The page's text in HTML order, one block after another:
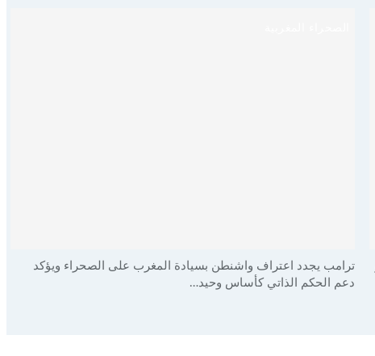
ترامب يجدد اعتراف واشنطن بسيادة المغرب على الصحراء ويؤكد
دعم الحكم الذاتي كأساس وحيد…